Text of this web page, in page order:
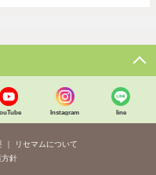
Instagram line
リセマムについて
針